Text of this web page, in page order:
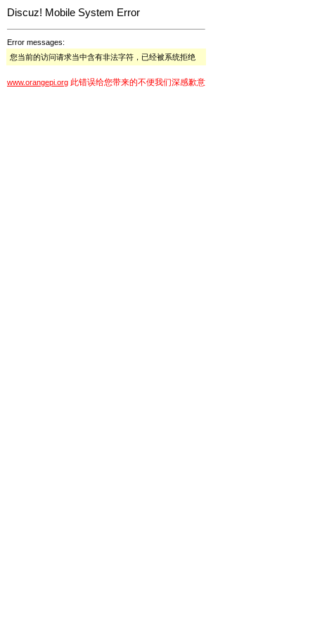
Discuz! Mobile System Error
Error messages:
您当前的访问请求当中含有非法字符，已经被系统拒绝
www.orangepi.org 此错误给您带来的不便我们深感歉意